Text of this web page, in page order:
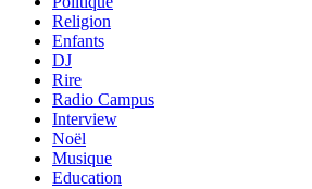
Religion
Enfants
DJ
Rire
Radio Campus
Interview
Noël
Musique
Education